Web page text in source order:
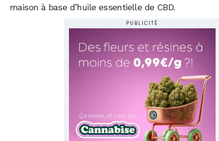
maison à base d’huile essentielle de CBD.
PUBLICITÉ